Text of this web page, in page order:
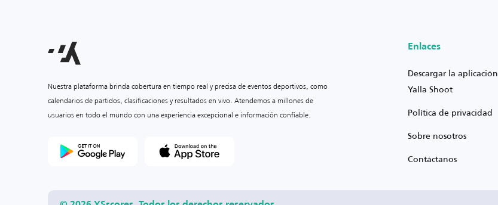
Nuestra plataforma brinda cobertura en tiempo real y precisa de eventos deportivos, como
calendarios de partidos, clasificaciones y resultados en vivo. Atendemos a millones de
usuarios en todo el mundo con una experiencia excepcional e información confiable.
Enlaces
Descargar la aplicación
Yalla Shoot
Política de privacidad
Sobre nosotros
Contáctanos